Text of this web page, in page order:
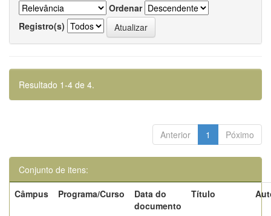
Ordenar
Registro(s)
Resultado 1-4 de 4.
Anterior 1 Póximo
Conjunto de itens:
Câmpus
Programa/Curso
Data do
documento
Título